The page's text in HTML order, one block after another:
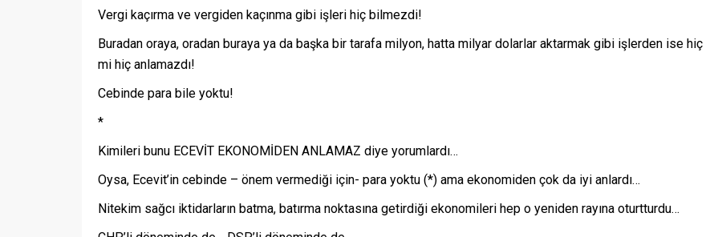
Vergi kaçırma ve vergiden kaçınma gibi işleri hiç bilmezdi!
Buradan oraya, oradan buraya ya da başka bir tarafa milyon, hatta milyar dolarlar aktarmak gibi işlerden ise hiç
mi hiç anlamazdı!
Cebinde para bile yoktu!
*
Kimileri bunu ECEVİT EKONOMİDEN ANLAMAZ diye yorumlardı…
Oysa, Ecevit’in cebinde – önem vermediği için- para yoktu (*) ama ekonomiden çok da iyi anlardı…
Nitekim sağcı iktidarların batma, batırma noktasına getirdiği ekonomileri hep o yeniden rayına oturtturdu…